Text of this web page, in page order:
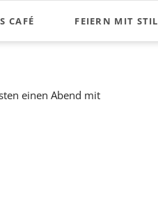
CAFÉ FEIERN MIT STIL
einen Abend mit